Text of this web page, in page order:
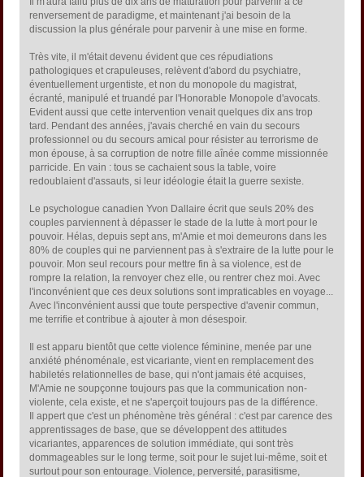
renversement de paradigme, et maintenant j'ai besoin de la
discussion la plus générale pour parvenir à une mise en forme.
Très vite, il m'était devenu évident que ces répudiations
pathologiques et crapuleuses, relèvent d'abord du psychiatre,
éventuellement urgentiste, et non du monopole du magistrat,
écranté, manipulé et truandé par l'Honorable Monopole d'avocats.
Evident aussi que cette intervention venait quelques dix ans trop
tard. Pendant des années, j'avais cherché en vain du secours
professionnel ou du secours amical pour résister au terrorisme de
mon épouse, à sa corruption de notre fille aînée comme missionnée
parricide. En vain : tous se cachaient sous la table, voire
redoublaient d'assauts, si leur idéologie était la guerre sexiste.
Le psychologue canadien Yvon Dallaire écrit que seuls 20% des
couples parviennent à dépasser le stade de la lutte à mort pour le
pouvoir. Hélas, depuis sept ans, m'Amie et moi demeurons dans les
80% de couples qui ne parviennent pas à s'extraire de la lutte pour le
pouvoir. Mon seul recours pour mettre fin à sa violence, est de
rompre la relation, la renvoyer chez elle, ou rentrer chez moi. Avec
l'inconvénient que ces deux solutions sont impraticables en voyage...
Avec l'inconvénient aussi que toute perspective d'avenir commun,
me terrifie et contribue à ajouter à mon désespoir.
Il est apparu bientôt que cette violence féminine, menée par une
anxiété phénoménale, est vicariante, vient en remplacement des
habiletés relationnelles de base, qui n'ont jamais été acquises,
M'Amie ne soupçonne toujours pas que la communication non-
violente, cela existe, et ne s'aperçoit toujours pas de la différence.
Il appert que c'est un phénomène très général : c'est par carence des
apprentissages de base, que se développent des attitudes
vicariantes, apparences de solution immédiate, qui sont très
dommageables sur le long terme, soit pour le sujet lui-même, soit et
surtout pour son entourage. Violence, perversité, parasitisme,